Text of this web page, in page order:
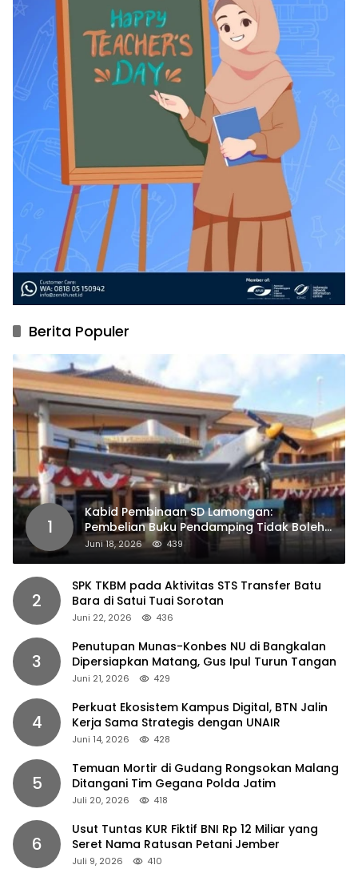
Berita Populer
1
Kabid Pembinaan SD Lamongan:
Pembelian Buku Pendamping Tidak Boleh
Dipaksakan
Juni 18, 2026 439
2
SPK TKBM pada Aktivitas STS Transfer Batu
Bara di Satui Tuai Sorotan
Juni 22, 2026 436
3
Penutupan Munas-Konbes NU di Bangkalan
Dipersiapkan Matang, Gus Ipul Turun Tangan
Juni 21, 2026 429
4
Perkuat Ekosistem Kampus Digital, BTN Jalin
Kerja Sama Strategis dengan UNAIR
Juni 14, 2026 428
5
Temuan Mortir di Gudang Rongsokan Malang
Ditangani Tim Gegana Polda Jatim
Juli 20, 2026 418
6
Usut Tuntas KUR Fiktif BNI Rp 12 Miliar yang
Seret Nama Ratusan Petani Jember
Juli 9, 2026 410